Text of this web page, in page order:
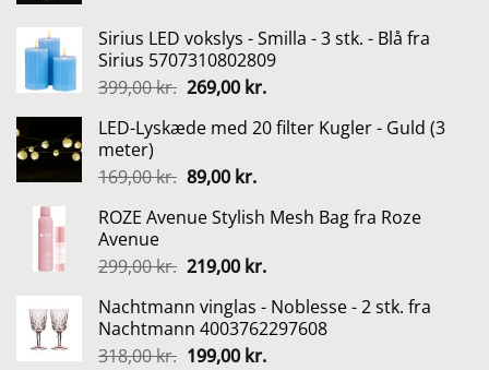
var:
699,00 kr..
er:
499,00 kr..
Sirius LED vokslys - Smilla - 3 stk. - Blå fra
Sirius 5707310802809
399,00kr. Den
pris
399,00 kr..
269,00 kr.Den
pris
LED-Lyskæde med 20 filter Kugler - Guld (3
meter)
169,00kr. Den
pris
169,00 kr..
89,00 kr.Den
pris
89,00 kr..
ROZE Avenue Stylish Mesh Bag fra Roze
Avenue
299,00kr. Den
pris
var:
299,00 kr..
219,00 kr.Den
pris
er:
219,00 kr..
Nachtmann vinglas - Noblesse - 2 stk. fra
Nachtmann 4003762297608
318,00kr. Den
199,00 kr.Den